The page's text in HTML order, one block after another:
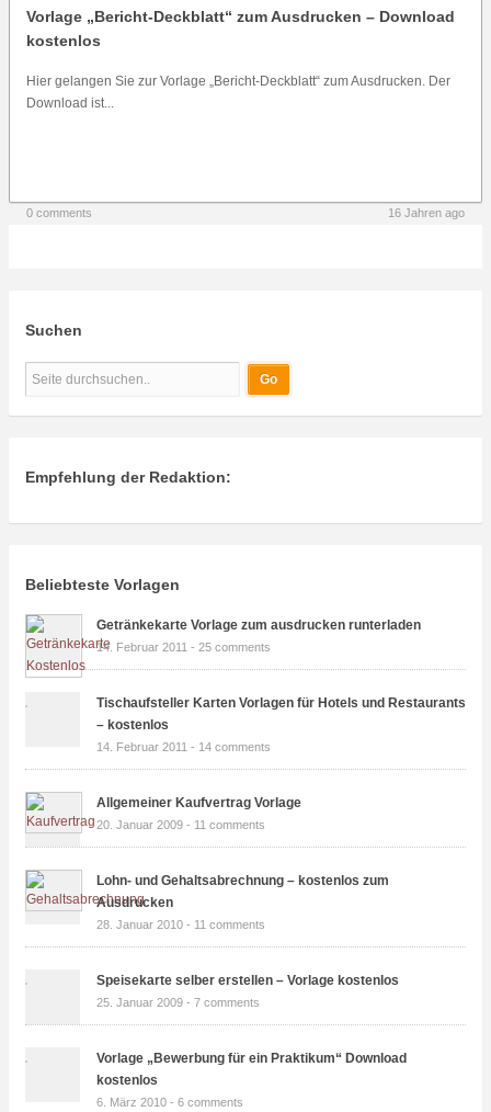
Vorlage „Bericht-Deckblatt“ zum Ausdrucken – Download
kostenlos
Hier gelangen Sie zur Vorlage „Bericht-Deckblatt“ zum Ausdrucken. Der
Download ist...
0 comments 16 Jahren ago
Suchen
Empfehlung der Redaktion:
Beliebteste Vorlagen
Getränkekarte Vorlage zum ausdrucken runterladen
14. Februar 2011 - 25 comments
Tischaufsteller Karten Vorlagen für Hotels und Restaurants
– kostenlos
14. Februar 2011 - 14 comments
Allgemeiner Kaufvertrag Vorlage
20. Januar 2009 - 11 comments
Lohn- und Gehaltsabrechnung – kostenlos zum
Ausdrucken
28. Januar 2010 - 11 comments
Speisekarte selber erstellen – Vorlage kostenlos
25. Januar 2009 - 7 comments
Vorlage „Bewerbung für ein Praktikum“ Download
kostenlos
6. März 2010 - 6 comments